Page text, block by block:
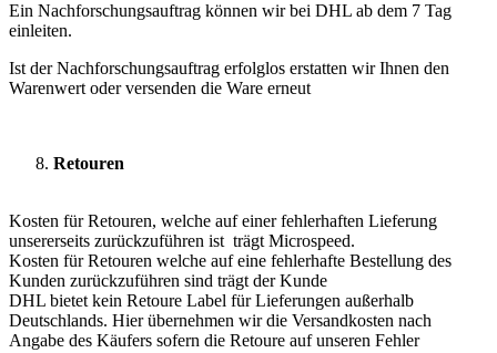
Ein Nachforschungsauftrag können wir bei DHL ab dem 7 Tag
einleiten.
Ist der Nachforschungsauftrag erfolglos erstatten wir Ihnen den
Warenwert oder versenden die Ware erneut
Retouren
Kosten für Retouren, welche auf einer fehlerhaften Lieferung
unsererseits zurückzuführen ist trägt Microspeed.
Kosten für Retouren welche auf eine fehlerhafte Bestellung des
Kunden zurückzuführen sind trägt der Kunde
DHL bietet kein Retoure Label für Lieferungen außerhalb
Deutschlands. Hier übernehmen wir die Versandkosten nach
Angabe des Käufers sofern die Retoure auf unseren Fehler